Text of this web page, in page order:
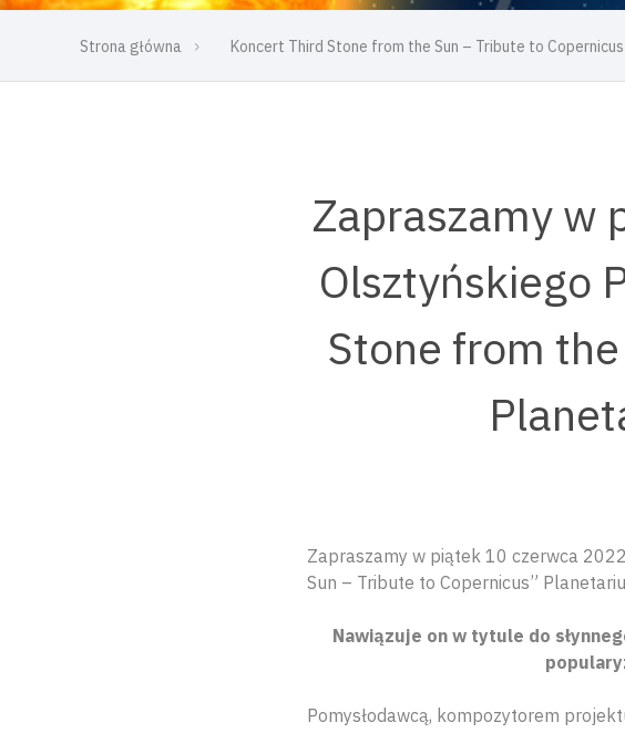
Strona główna Koncert Third Stone from the Sun – Tribute to
Zapraszamy w
Olsztyńskiego
Stone from
Zapraszamy w piątek 10 czerwca
Sun – Tribute to Copernicus”
Nawiązuje on w tytule do
Pomysłodawcą, kompozytorem